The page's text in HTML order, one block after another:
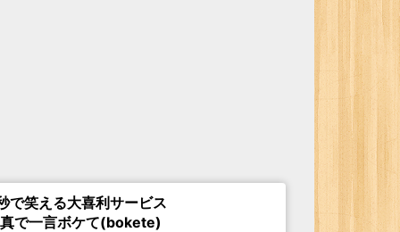
で笑える大喜利サービス
で一言ボケて(bokete)